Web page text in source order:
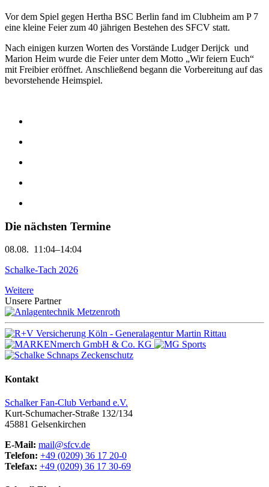
Vor dem Spiel gegen Hertha BSC Berlin fand im Clubheim am P 7
eine kleine Feier zum 40 jährigen Bestehen des SFCV statt.
Nach einigen kurzen Worten des Vorstände Ludger Derijck und
Marion Heim wurde die Feier unter dem Motto „Wir feiern Euch“
mit Freibier eröffnet. Anschließend begann die Vorbereitung auf das
bevorstehende Heimspiel.
Die nächsten Termine
08.08. 11:04–14:04
Schalke-Tach 2026
Weitere
Unsere Partner
Kontakt
Schalker Fan-Club Verband e.V.
Kurt-Schumacher-Straße 132/134
45881 Gelsenkirchen
E-Mail: mail@sfcv.de
Telefon: +49 (0209) 36 17 20-0
Telefax: +49 (0209) 36 17 30-69